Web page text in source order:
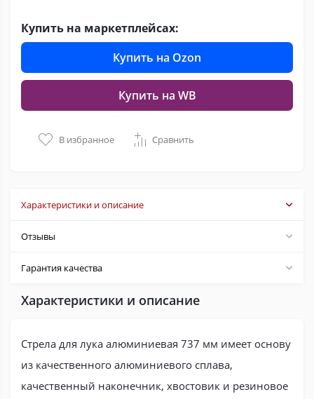
Купить на маркетплейсах:
Купить на Ozon
Купить на WB
В избранное Сравнить
Характеристики и описание
Отзывы
Гарантия качества
Характеристики и описание
Стрела для лука алюминиевая 737 мм имеет основу
из качественного алюминиевого сплава,
качественный наконечник, хвостовик и резиновое